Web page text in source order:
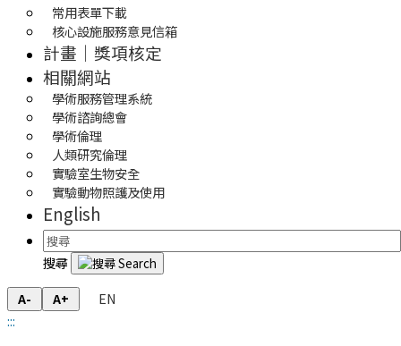
常用表單下載
核心設施服務意見信箱
計畫｜獎項核定
相關網站
學術服務管理系統
學術諮詢總會
學術倫理
人類研究倫理
實驗室生物安全
實驗動物照護及使用
English
搜尋
A- A+
EN
:::